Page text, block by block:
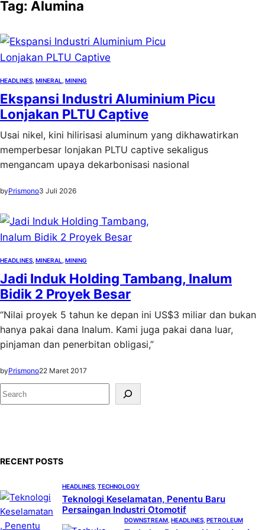
Tag: Alumina
HEADLINES MINERAL MINING
Ekspansi Industri Aluminium Picu
Lonjakan PLTU Captive
Usai nikel, kini hilirisasi aluminum yang dikhawatirkan
memperbesar lonjakan PLTU captive sekaligus
mengancam upaya dekarbonisasi nasional
byPrismono3 Juli 2026
HEADLINES MINERAL MINING
Jadi Induk Holding Tambang, Inalum
Bidik 2 Proyek Besar
“Nilai proyek 5 tahun ke depan ini US$3 miliar dan bukan
hanya pakai dana Inalum. Kami juga pakai dana luar,
pinjaman dan penerbitan obligasi,”
byPrismono22 Maret 2017
S
e
RECENT POSTS
HEADLINES TECHNOLOGY
Teknologi Keselamatan, Penentu Baru
Persaingan Industri Otomotif
DOWNSTREAM HEADLINES PETROLEUM